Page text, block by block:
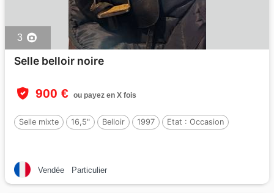
3
Selle belloir noire
900 € ou payez en X fois
Selle mixte 16,5" Belloir 1997 Etat : Occasion
Vendée Particulier